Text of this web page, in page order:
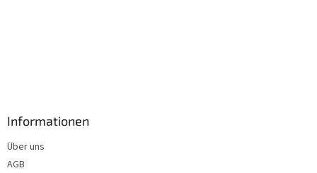
Informationen
Über uns
AGB